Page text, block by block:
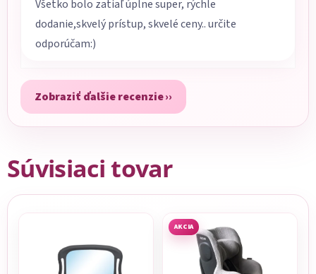
Všetko bolo zatiaľ úplne super, rýchle
dodanie,skvelý prístup, skvelé ceny.. určite
odporúčam:)
Zobraziť ďalšie recenzie
Súvisiaci tovar
AKCIA